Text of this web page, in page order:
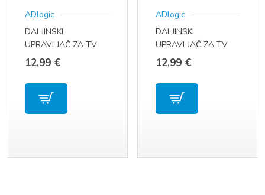
ADlogic
DALJINSKI
UPRAVLJAČ ZA TV
BOX H96 MAX MX10
X10 PLUS
12,99 €
ADlogic
DALJINSKI
UPRAVLJAČ ZA TV
BOX X96 MAX X96
AIR X98 PRO
12,99 €